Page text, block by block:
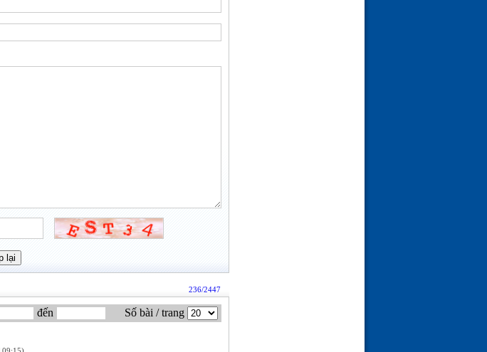
236/2447
đến Số bài / trang